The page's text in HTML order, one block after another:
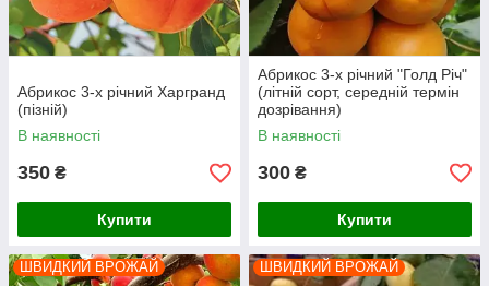
Абрикос 3-х річний Харгранд
(пізній)
В наявності
350 ₴
Купити
Абрикос 3-х річний "Голд Річ"
(літній сорт, середній термін
дозрівання)
В наявності
300 ₴
Купити
ШВИДКИЙ ВРОЖАЙ ШВИДКИЙ ВРОЖАЙ